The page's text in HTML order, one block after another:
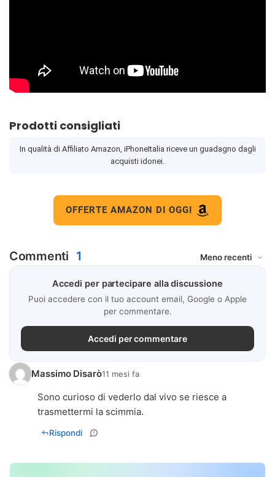
Prodotti consigliati
In qualità di Affiliato Amazon, iPhoneItalia riceve un guadagno dagli
acquisti idonei.
OFFERTE AMAZON DI OGGI
Commenti 1
Accedi per partecipare alla discussione
Puoi accedere con il tuo account email, Google o Apple
per commentare.
Accedi per commentare
Massimo Disarò11 mesi fa
Sono curioso di vederlo dal vivo se riesce a
trasmettermi la scimmia.
Rispondi